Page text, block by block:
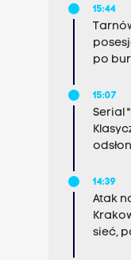
15:44
po
15:07
Serial
14:39
Atak
sieć,